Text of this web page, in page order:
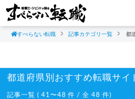
すべらない転職 記事カテゴリ一覧 都
都道府県別おすすめ転職サイ
記事一覧 ( 41〜48 件 / 全 48 件)